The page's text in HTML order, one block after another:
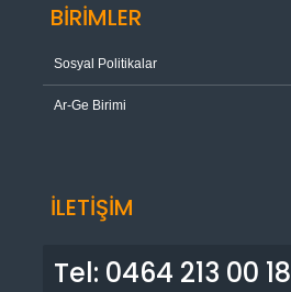
BİRİMLER
Sosyal Politikalar
Ar-Ge Birimi
İLETİŞİM
Tel: 0464 213 00 18